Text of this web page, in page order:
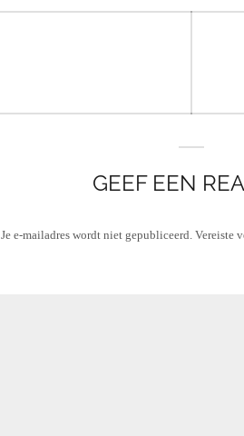
GEEF EEN
Je e-mailadres wordt niet gepubliceerd. Vereiste